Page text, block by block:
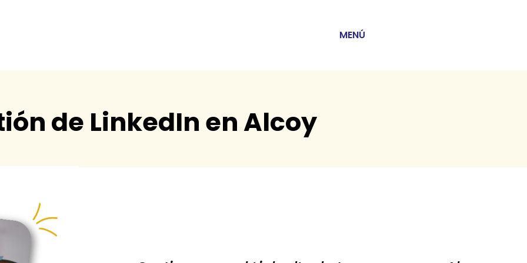
MENÚ
de LinkedIn en Alcoy